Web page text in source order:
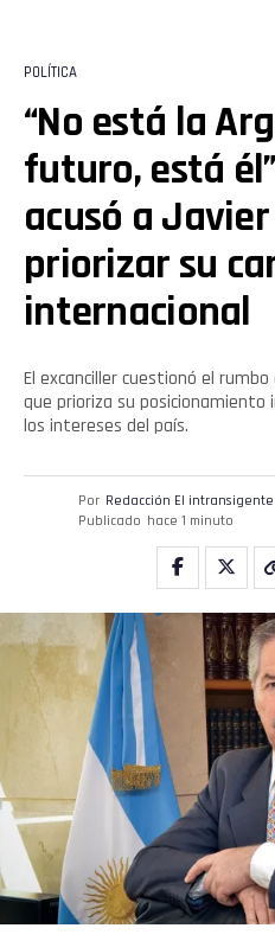
POLÍTICA
“No está la
futuro, está
acusó a
priorizar su
internacional
El excanciller cuestionó el
que prioriza su posicionamiento
los intereses del país.
Por Redacción El intransigente
Publicado hace 1 minuto
Flipboard
Reddit
Pinterest
Whatsapp
Email